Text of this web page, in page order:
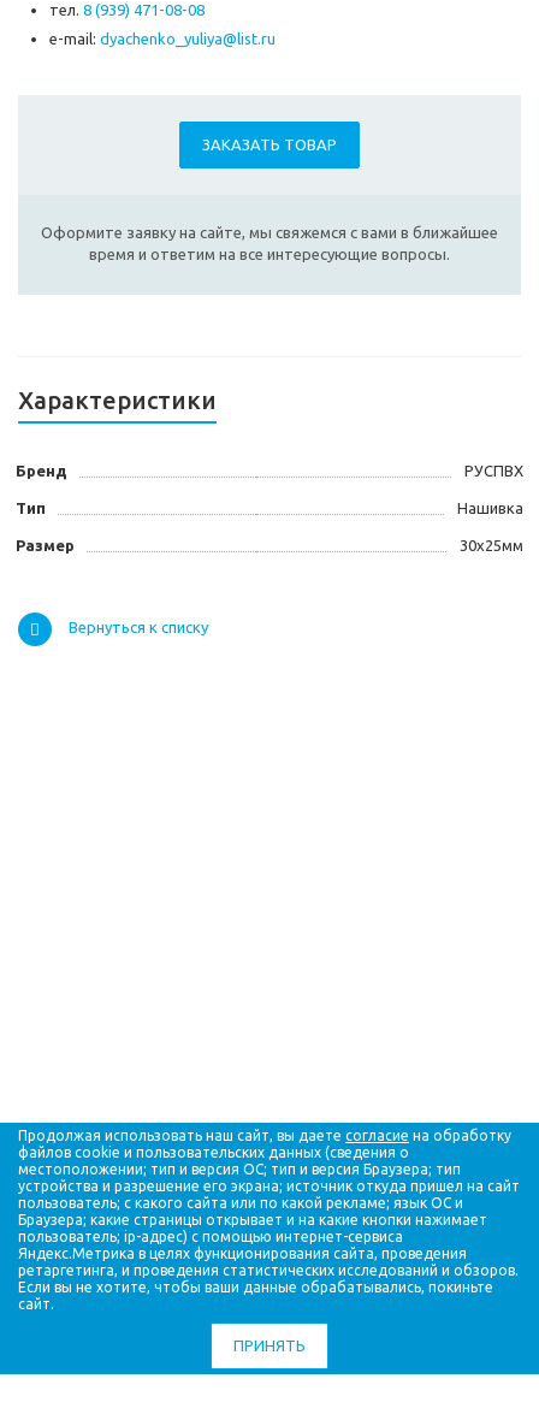
тел. 8 (939) 471-08-08
e-mail: dyachenko_yuliya@list.ru
ЗАКАЗАТЬ ТОВАР
Оформите заявку на сайте, мы свяжемся с вами в ближайшее
время и ответим на все интересующие вопросы.
Характеристики
Бренд РУСПВХ
Тип Нашивка
Размер 30х25мм
Вернуться к списку
НАША ПРОДУКЦИЯ
УСЛУГИ
ПАРТНЕРЫ
СТАТЬИ
Продолжая использовать наш сайт, вы даете согласие на обработку
файлов cookie и пользовательских данных (сведения о
местоположении; тип и версия ОС; тип и версия Браузера; тип
устройства и разрешение его экрана; источник откуда пришел на сайт
пользователь; с какого сайта или по какой рекламе; язык ОС и
Браузера; какие страницы открывает и на какие кнопки нажимает
пользователь; ip-адрес) с помощью интернет-сервиса
Яндекс.Метрика в целях функционирования сайта, проведения
ретаргетинга, и проведения статистических исследований и обзоров.
Если вы не хотите, чтобы ваши данные обрабатывались, покиньте
сайт.
ПРИНЯТЬ